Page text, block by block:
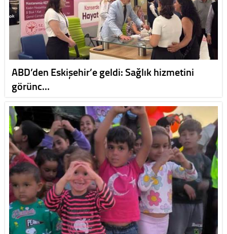
ABD’den Eskişehir’e geldi: Sağlık hizmetini
görünc…